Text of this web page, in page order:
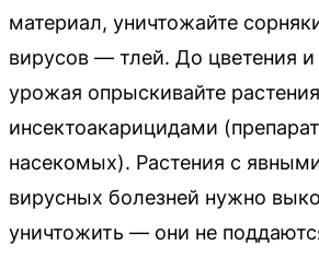
материал, уничтожайте
вирусов — тлей. До цветения и
урожая опрыскивайте растения
инсектоакарицидами
насекомых). Растения с
вирусных болезней нужно
уничтожить — они не